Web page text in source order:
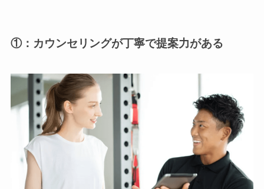
①：カウンセリングが丁寧で提案力がある